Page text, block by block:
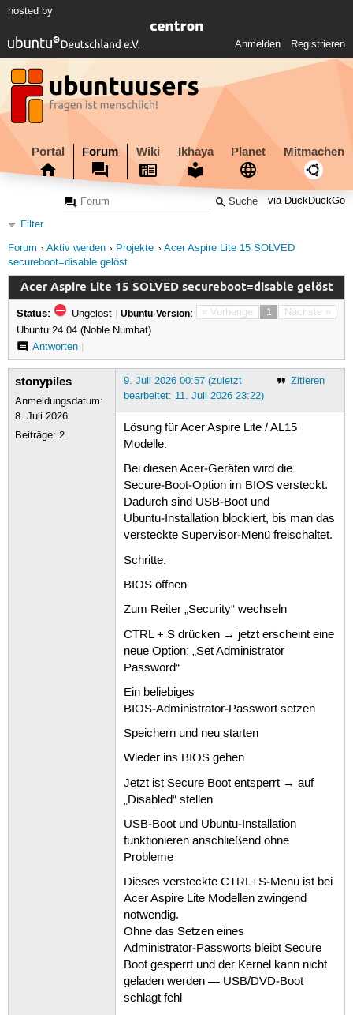
hosted by
Anmelden Registrieren
Portal Forum Wiki Ikhaya Planet Mitmachen
via DuckDuckGo
Filter
Forum
Aktiv werden Projekte
Acer Aspire Lite 15 SOLVED
secureboot=disable gelöst
Acer Aspire Lite 15 SOLVED secureboot=disable gelöst
« Vorherige 1 Nächste »
Status: Ungelöst | Ubuntu-Version:
Ubuntu 24.04 (Noble Numbat)
Antworten|
stonypiles
Anmeldungsdatum:
8. Juli 2026
Beiträge:2
Zitieren
9. Juli 2026 00:57 (zuletzt
bearbeitet: 11. Juli 2026 23:22)
Lösung für Acer Aspire Lite / AL15
Modelle:
Bei diesen Acer‑Geräten wird die
Secure‑Boot‑Option im BIOS versteckt.
Dadurch sind USB‑Boot und
Ubuntu‑Installation blockiert, bis man das
versteckte Supervisor‑Menü freischaltet.
Schritte:
BIOS öffnen
Zum Reiter „Security“ wechseln
CTRL + S drücken → jetzt erscheint eine
neue Option: „Set Administrator
Password“
Ein beliebiges
BIOS‑Administrator‑Passwort setzen
Speichern und neu starten
Wieder ins BIOS gehen
Jetzt ist Secure Boot entsperrt → auf
„Disabled“ stellen
USB‑Boot und Ubuntu‑Installation
funktionieren anschließend ohne
Probleme
Dieses versteckte CTRL+S‑Menü ist bei
Acer Aspire Lite Modellen zwingend
notwendig.
Ohne das Setzen eines
Administrator‑Passworts bleibt Secure
Boot gesperrt und der Kernel kann nicht
geladen werden — USB/DVD‑Boot
schlägt fehl